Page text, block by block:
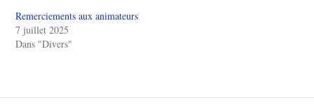
Remerciements aux animateurs
7 juillet 2025
Dans "Divers"